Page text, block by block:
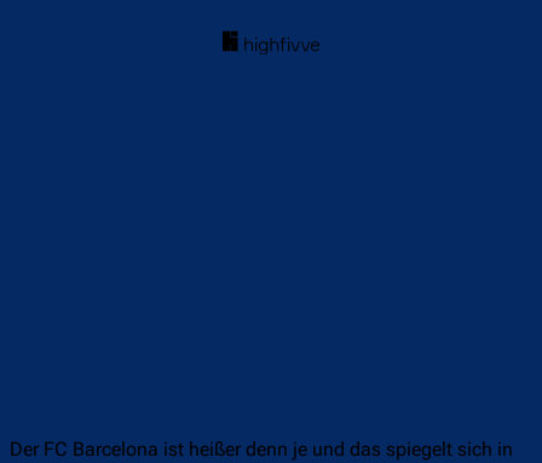
Der FC Barcelona ist heißer denn je und das spiegelt sich in